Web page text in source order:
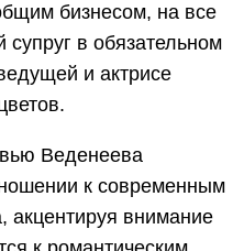
бизнесом, на все
в обязательном
и актрисе
Веденеева
к современным
акцентируя внимание